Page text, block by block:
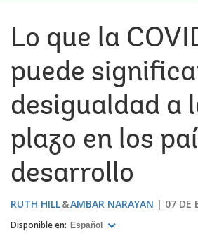
Lo que la
puede
desigualdad a
plazo en los
desarrollo
RUTH HILL AMBAR NARAYAN 07 DE
Disponible en: Español